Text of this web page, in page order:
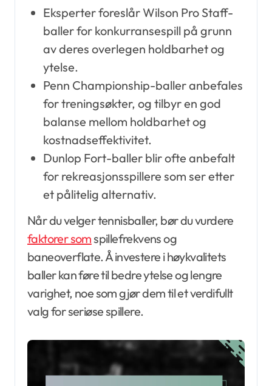
Eksperter foreslår Wilson Pro Staff-
baller for konkurransespill på grunn
av deres overlegen holdbarhet og
ytelse.
Penn Championship-baller anbefales
for treningsøkter, og tilbyr en god
balanse mellom holdbarhet og
kostnadseffektivitet.
Dunlop Fort-baller blir ofte anbefalt
for rekreasjonsspillere som ser etter
et pålitelig alternativ.
Når du velger tennisballer, bør du vurdere
faktorer somspillefrekvens og
baneoverflate. Å investere i høykvalitets
baller kan føre til bedre ytelse og lengre
varighet, noe som gjør dem til et verdifullt
valg for seriøse spillere.